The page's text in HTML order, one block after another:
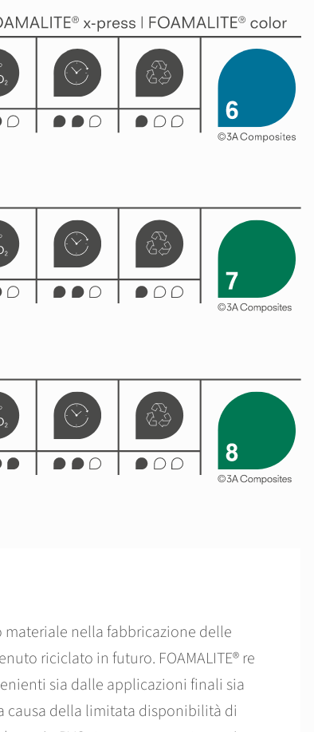
nella fabbricazione delle
riciclato in futuro. FOAMALITE® re
sia dalle applicazioni finali sia
causa della limitata disponibilità di